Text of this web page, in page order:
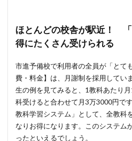
ほとんどの校舎が駅近！
得にたくさん受けられる
市進予備校で利用者の全員が「とて
費・料金】は、月謝制を採用してい
生の例を見てみると、1教科あたり
科受けると合わせて月3万3000円で
教科学習システム」として、全教科
なりお得になります。このシステム
ったといえるでしょう。